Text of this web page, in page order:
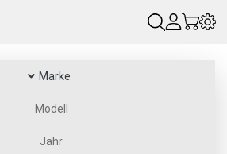
Marke
Modell
Jahr